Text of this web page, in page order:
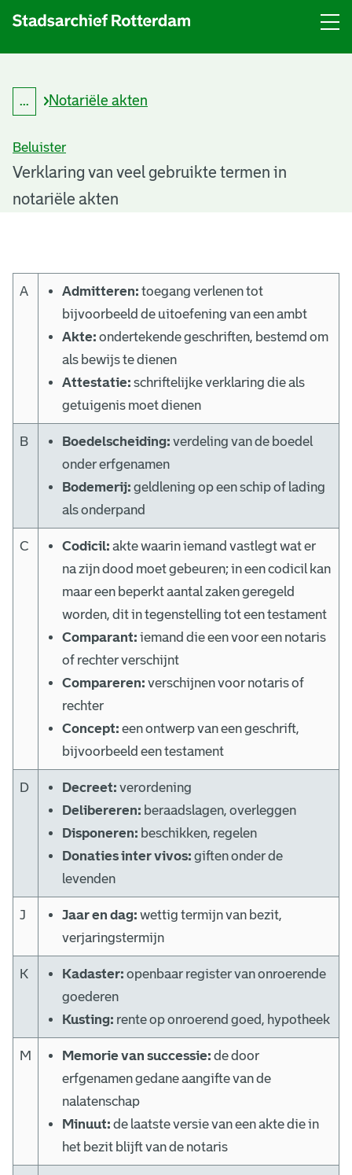
Menu
Open
i
m
e
p
...
Kruimelpad
Notariële akten
Beluister
T
e
m
n
a
Verklaring van veel gebruikte termen in
notariële akten
A Admitteren: toegang verlenen tot
bijvoorbeeld de uitoefening van een ambt
Akte: ondertekende geschriften, bestemd om
als bewijs te dienen
Attestatie: schriftelijke verklaring die als
getuigenis moet dienen
B Boedelscheiding: verdeling van de boedel
onder erfgenamen
Bodemerij: geldlening op een schip of lading
als onderpand
C Codicil: akte waarin iemand vastlegt wat er
na zijn dood moet gebeuren; in een codicil kan
maar een beperkt aantal zaken geregeld
worden, dit in tegenstelling tot een testament
Comparant: iemand die een voor een notaris
of rechter verschijnt
Compareren: verschijnen voor notaris of
rechter
Concept: een ontwerp van een geschrift,
bijvoorbeeld een testament
D Decreet: verordening
Delibereren: beraadslagen, overleggen
Disponeren: beschikken, regelen
Donaties inter vivos: giften onder de
levenden
J Jaar en dag: wettig termijn van bezit,
verjaringstermijn
K Kadaster: openbaar register van onroerende
goederen
Kusting: rente op onroerend goed, hypotheek
M Memorie van successie: de door
erfgenamen gedane aangifte van de
nalatenschap
Minuut: de laatste versie van een akte die in
het bezit blijft van de notaris